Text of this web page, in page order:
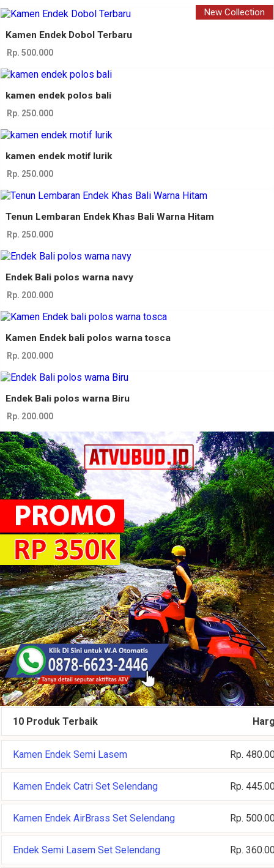
New Collection
Kamen Endek Dobol Terbaru
Rp. 500.000
kamen endek polos bali
Rp. 250.000
kamen endek motif lurik
Rp. 250.000
Tenun Lembaran Endek Khas Bali Warna Hitam
Rp. 250.000
Endek Bali polos warna navy
Rp. 200.000
Kamen Endek bali polos warna tosca
Rp. 200.000
Endek Bali polos warna Biru
Rp. 200.000
10 Produk Terbaik
Kamen Endek Semi Lasem Rp.
Kamen Endek Catri Set Selendang Rp.
Kamen Endek AirBrass Set Selendang Rp.
Endek Semi Lasem Set Selendang Rp.